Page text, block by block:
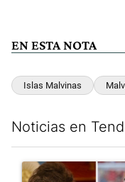
EN ESTA NOTA
Islas Malvinas
Noticias en
Un artículo de